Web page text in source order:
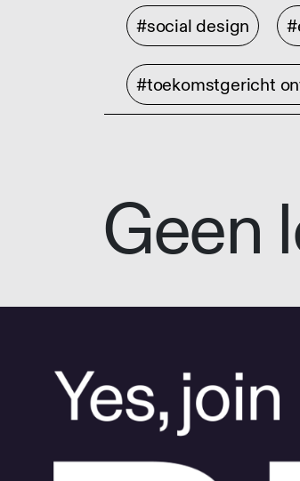
#social design
#toekomstgericht
Geen